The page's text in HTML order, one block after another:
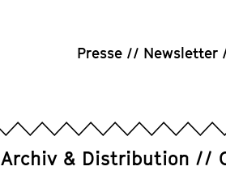
Presse Newsletter
Archiv & Distribution